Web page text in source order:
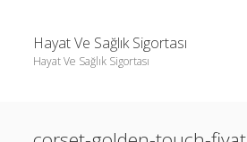
Hayat Ve Sağlık Sigortası
Hayat Ve Sağlık Sigortası